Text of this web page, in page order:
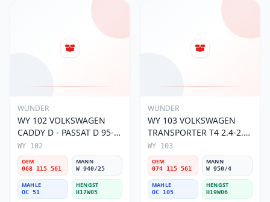
WUNDER
WY 102 VOLKSWAGEN
CADDY D - PASSAT D 95-
01 068 115 561 Yağ
Filtresi
WY 102
OEM
068 115 561
MANN
W 940/25
MAHLE
OC 51
HENGST
H17W05
WUNDER
WY 103 VOLKSWAGEN
TRANSPORTER T4 2.4-2.5
MOTOR 074 115 561 Yağ
Filtresi
WY 103
OEM
074 115 561
MANN
W 950/4
MAHLE
OC 105
HENGST
H19W06